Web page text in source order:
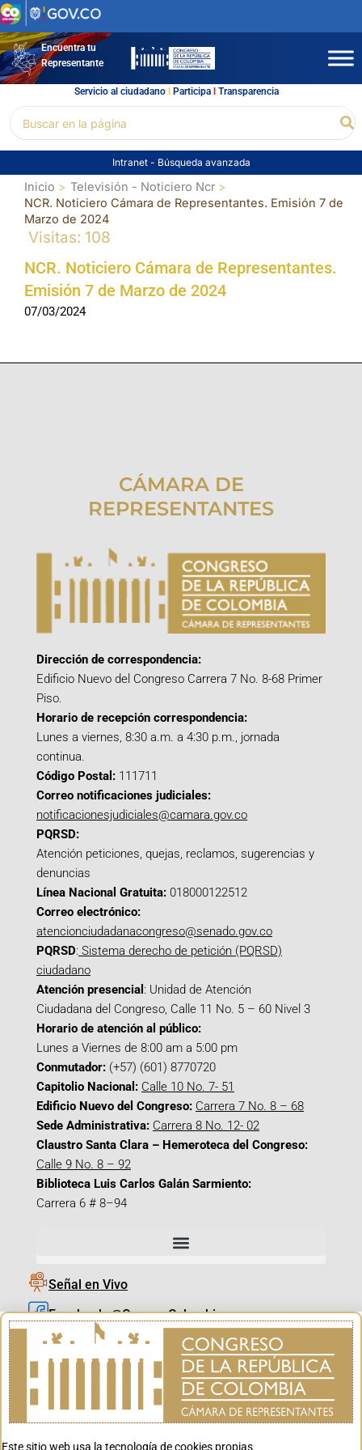
Ir
al
contenidoEncuentra tu
Representante
Servicio al ciudadano l Participal Transparencia
por:
Intranet - Búsqueda avanzada
Inicio
Televisión - Noticiero Ncr
NCR. Noticiero Cámara de Representantes. Emisión 7 de
Marzo de 2024
Visitas: 108
NCR. Noticiero Cámara de Representantes.
Emisión 7 de Marzo de 2024
07/03/2024
CÁMARA DE
REPRESENTANTES
Dirección de correspondencia:
Edificio Nuevo del Congreso Carrera 7 No. 8-68 Primer
Piso.
Horario de recepción correspondencia:
Lunes a viernes, 8:30 a.m. a 4:30 p.m., jornada
continua.
Código Postal: 111711
Correo notificaciones judiciales:
notificacionesjudiciales@camara.gov.co
PQRSD:
Atención peticiones, quejas, reclamos, sugerencias y
denuncias
Línea Nacional Gratuita: 018000122512
Correo electrónico:
atencionciudadanacongreso@senado.gov.co
PQRSD: Sistema derecho de petición (PQRSD)
ciudadano
Atención presencial : Unidad de Atención
Ciudadana del Congreso, Calle 11 No. 5 – 60 Nivel 3
Horario de atención al público:
Lunes a Viernes de 8:00 am a 5:00 pm
Conmutador: (+57) (601) 8770720
Capitolio Nacional: Calle 10 No. 7- 51
Edificio Nuevo del Congreso: Carrera 7 No. 8 – 68
Sede Administrativa: Carrera 8 No. 12- 02
Claustro Santa Clara – Hemeroteca del Congreso:
Calle 9 No. 8 – 92
Biblioteca Luis Carlos Galán Sarmiento:
Carrera 6 # 8–94
Señal en Vivo
Facebook_@CamaraColombia
Instagram_@CamaraColombia
X_@CamaraColombia
Youtube_@CamaraColombia
Este sitio web usa la tecnología de cookies propias